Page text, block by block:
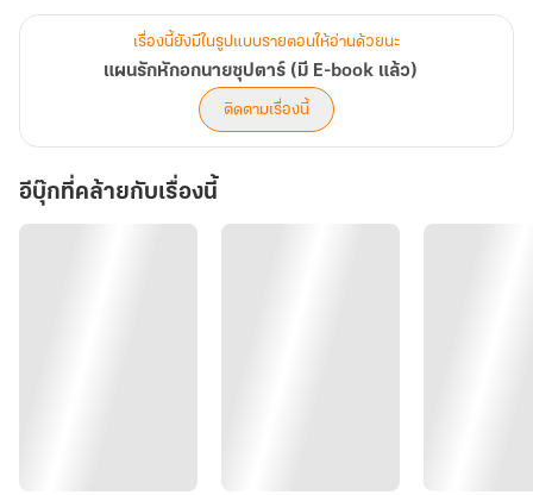
เรื่องนี้ยังมีในรูปแบบรายตอนให้อ่านด้วยนะ
แผนรักหักอกนายซุปตาร์ (มี E-book แล้ว)
ติดตามเรื่องนี้
อีบุ๊กที่คล้ายกับเรื่องนี้